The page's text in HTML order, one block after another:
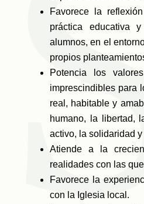
Favorece la
práctica educativa
alumnos, en el
propios
Potencia los
imprescindibles para
real, habitable y
humano, la libertad,
activo, la solidaridad
Atiende a la
realidades con las
Favorece la
con la Iglesia local.